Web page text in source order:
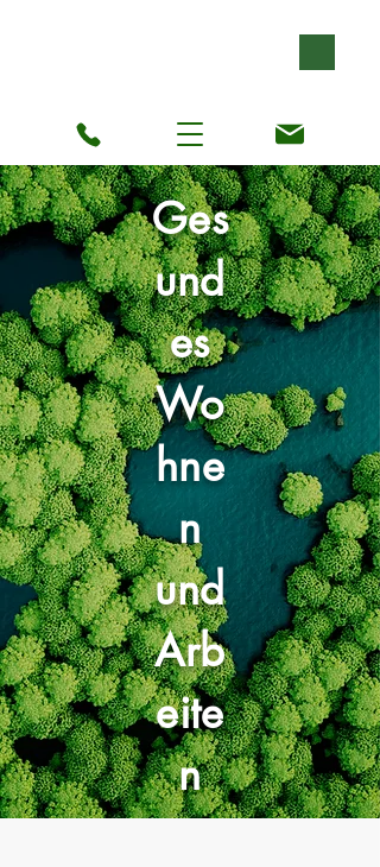
Ges
und
es
Wo
hne
n
und
Arb
eite
n